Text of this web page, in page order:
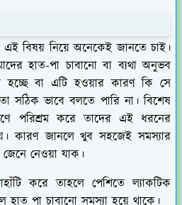
বিষয় নিয়ে অনেকেই জানতে চাই।
হাত-পা চাবানো বা ব্যথা অনুভব
হচ্ছে বা এটি হওয়ার কারণ কি সে
সঠিক ভাবে বলতে পারি না। বিশেষ
পরিশ্রম করে তাদের এই ধরনের
কারণ জানলে খুব সহজেই সমস্যার
নেওয়া যাক।
করে তাহলে পেশিতে ল্যাকটিক
হাত পা চাবানো সমস্যা হয়ে থাকে।